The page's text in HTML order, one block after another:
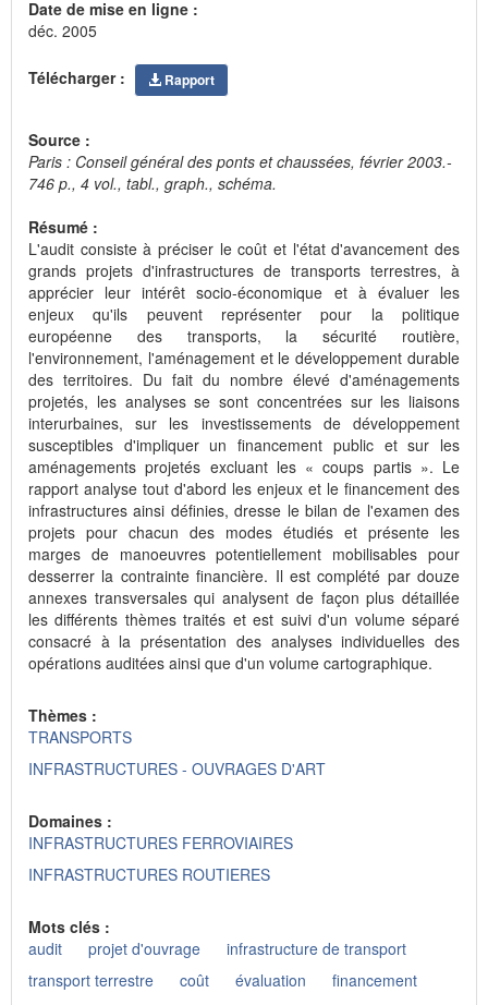
Date de mise en ligne :
déc. 2005
Télécharger : Rapport
Source :
Paris : Conseil général des ponts et chaussées, février 2003.-
746 p., 4 vol., tabl., graph., schéma.
Résumé :
L'audit consiste à préciser le coût et l'état d'avancement des
grands projets d'infrastructures de transports terrestres, à
apprécier leur intérêt socio-économique et à évaluer les
enjeux qu'ils peuvent représenter pour la politique
européenne des transports, la sécurité routière,
l'environnement, l'aménagement et le développement durable
des territoires. Du fait du nombre élevé d'aménagements
projetés, les analyses se sont concentrées sur les liaisons
interurbaines, sur les investissements de développement
susceptibles d'impliquer un financement public et sur les
aménagements projetés excluant les « coups partis ». Le
rapport analyse tout d'abord les enjeux et le financement des
infrastructures ainsi définies, dresse le bilan de l'examen des
projets pour chacun des modes étudiés et présente les
marges de manoeuvres potentiellement mobilisables pour
desserrer la contrainte financière. Il est complété par douze
annexes transversales qui analysent de façon plus détaillée
les différents thèmes traités et est suivi d'un volume séparé
consacré à la présentation des analyses individuelles des
opérations auditées ainsi que d'un volume cartographique.
Thèmes :
TRANSPORTS
INFRASTRUCTURES - OUVRAGES D'ART
Domaines :
INFRASTRUCTURES FERROVIAIRES
INFRASTRUCTURES ROUTIERES
Mots clés :
audit
projet d'ouvrage
infrastructure de transport
transport terrestre
coût évaluation financement